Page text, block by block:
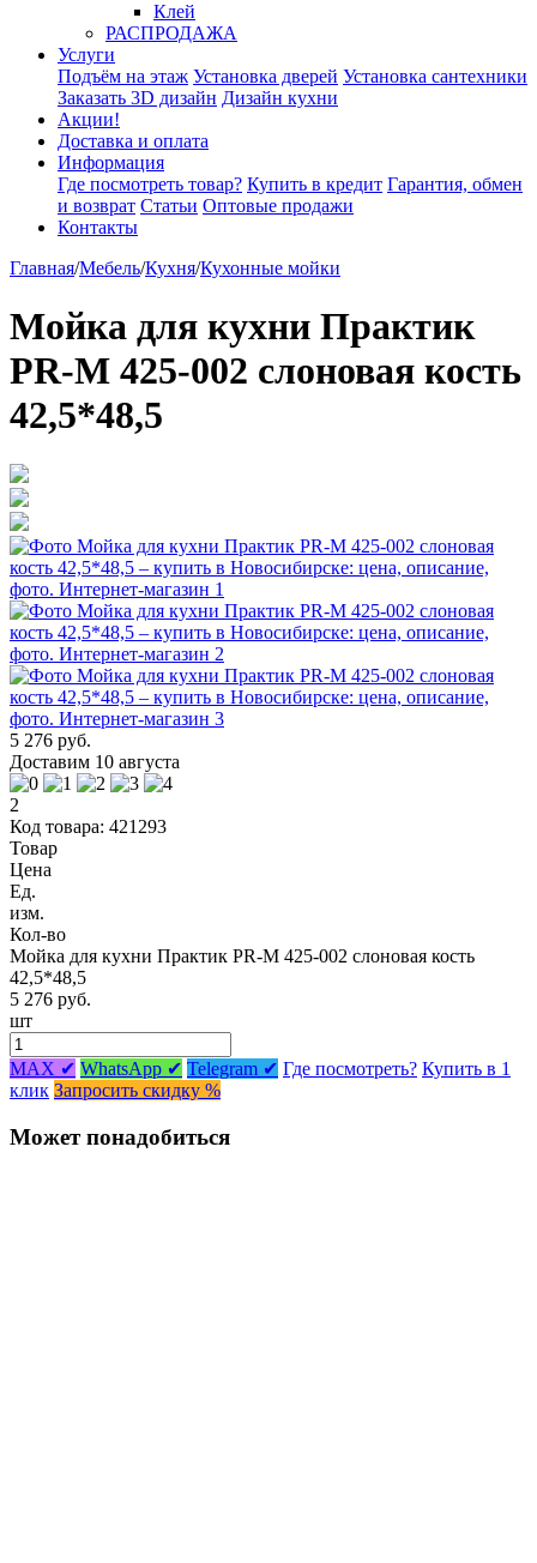
Клей
РАСПРОДАЖА
Услуги
Подъём на этаж Установка дверей Установка сантехники
Заказать 3D дизайн Дизайн кухни
Акции!
Доставка и оплата
Информация
Где посмотреть товар? Купить в кредит Гарантия, обмен
и возврат Статьи Оптовые продажи
Контакты
Главная/Мебель/Кухня/Кухонные мойки
Мойка для кухни Практик
PR-M 425-002 слоновая кость
42,5*48,5
5 276 руб.
Доставим 10 августа
2
Код товара: 421293
Товар
Цена
Ед.
изм.
Кол-во
Мойка для кухни Практик PR-M 425-002 слоновая кость
42,5*48,5
5 276 руб.
шт
MAX ✔ WhatsApp ✔ Telegram ✔ Где посмотреть? Купить в 1
клик Запросить скидку %
Может понадобиться